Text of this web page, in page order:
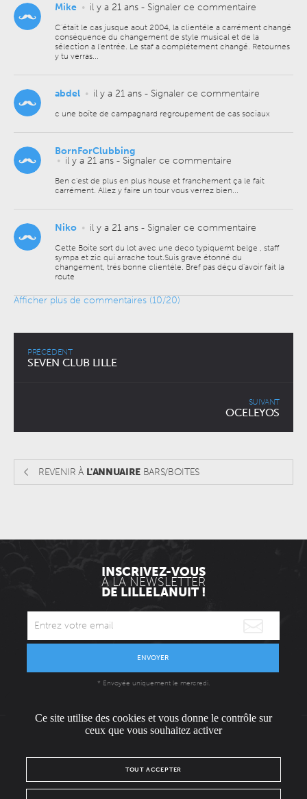
Mike • il y a 21 ans - Signaler ce commentaire
C'était le cas jusque aout 2004, la clientéle a carrément changé
conséquence du changement de style musical et de la
sélection a l'entrée. Le staf a complétement changé. Retournes
y tu verras...
abdel • il y a 21 ans - Signaler ce commentaire
c une boîte de campagnard regroupement de cas sociaux
BornForClubbing
• il y a 21 ans - Signaler ce commentaire
Ben c'est de plus en plus house et franchement ça le fait
carrément. Allez y faire un tour vous verrez bien...
Niko • il y a 21 ans - Signaler ce commentaire
Cette Boite sort du lot avec une deco typiquemt belge , staff
sympa et zic qui arrache tout.Suis grave étonné du
changement, trés bonne clientéle. Bref pas déçu d'avoir fait la
route
Afficher plus de commentaires (10/20)
PRÉCÉDENT
SEVEN CLUB LILLE
SUIVANT
OCELEYOS
REVENIR À L'ANNUAIRE BARS/BOITES
INSCRIVEZ-VOUS
À LA NEWSLETTER
DE LILLELANUIT !
ENVOYER
* Envoyée uniquement le mercredi.
L'ÉQUIPE
POLITIQUE DE CONFIDENTIALITÉ
Ce site utilise des cookies et vous donne le contrôle sur
ceux que vous souhaitez activer
TOUT ACCEPTER